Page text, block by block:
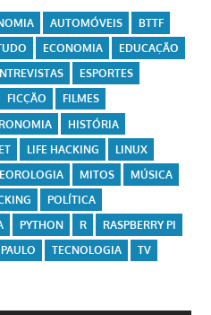
AUTOMÓVEIS
BTTF
ECONOMIA
EDUCAÇÃO
ESPORTES
FICÇÃO
FILMES
HISTÓRIA
LIFE HACKING
LINUX
MITOS
MÚSICA
POLÍTICA
PYTHON R
RASPBERRY PI
TECNOLOGIA
TV